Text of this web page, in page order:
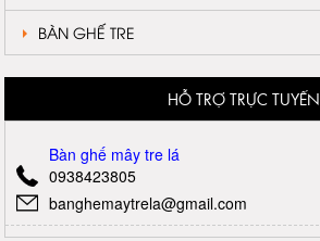
BÀN GHẾ TRE
HỖ TRỢ TRỰC TUYẾN
Bàn ghế mây tre lá
0938423805
banghemaytrela@gmail.com